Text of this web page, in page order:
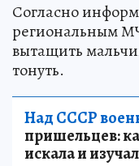
Согласно
региональным
вытащить
тонуть.
Над СССР
пришельцев:
искала и